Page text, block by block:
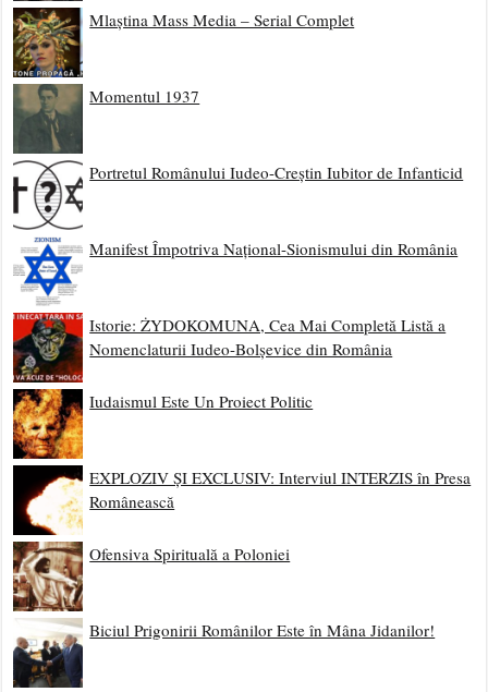
Mlaștina Mass Media – Serial Complet
Momentul 1937
Portretul Românului Iudeo-Creștin Iubitor de Infanticid
Manifest Împotriva Național-Sionismului din România
Istorie: ŻYDOKOMUNA, Cea Mai Completă Listă a
Nomenclaturii Iudeo-Bolșevice din România
Iudaismul Este Un Proiect Politic
EXPLOZIV ȘI EXCLUSIV: Interviul INTERZIS în Presa
Românească
Ofensiva Spirituală a Poloniei
Biciul Prigonirii Românilor Este în Mâna Jidanilor!